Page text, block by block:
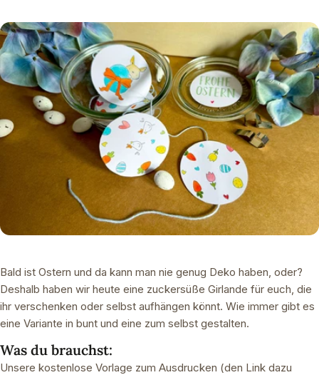
Bald ist Ostern und da kann man nie genug Deko haben, oder?
Deshalb haben wir heute eine zuckersüße Girlande für euch, die
ihr verschenken oder selbst aufhängen könnt. Wie immer gibt es
eine Variante in bunt und eine zum selbst gestalten.
Was du brauchst:
Unsere kostenlose Vorlage zum Ausdrucken (den Link dazu